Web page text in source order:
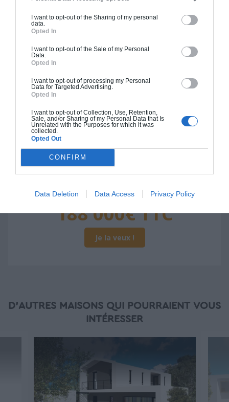
I want to opt-out of the Sharing of my personal
data.
Opted In
I want to opt-out of the Sale of my Personal
Data.
Opted In
I want to opt-out of processing my Personal
Data for Targeted Advertising.
Opted In
I want to opt-out of Collection, Use, Retention,
Sale, and/or Sharing of my Personal Data that Is
Unrelated with the Purposes for which it was
collected.
Opted Out
CONFIRM
Data Deletion Data Access Privacy Policy
162 000€ TTC
Chiffrage estimatif pour : Fondations et normes
standards. Construction en bloc coffrant isolant
(RT 2020). Finitions haut de gamme. Le prix "clé
en main" inclut le gros oeuvre et le second
oeuvre (cuisine, peinture, sols...), mais exclut
piscine, jardin et clôture.
À partir de
188 000€ TTC
Je la veux !
D'AUTRES MAISONS QUI POURRAIENT VOUS
INTÉRESSER